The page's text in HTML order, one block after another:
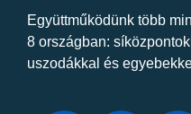
Együttműködünk több
8 országban:
uszodákkal és